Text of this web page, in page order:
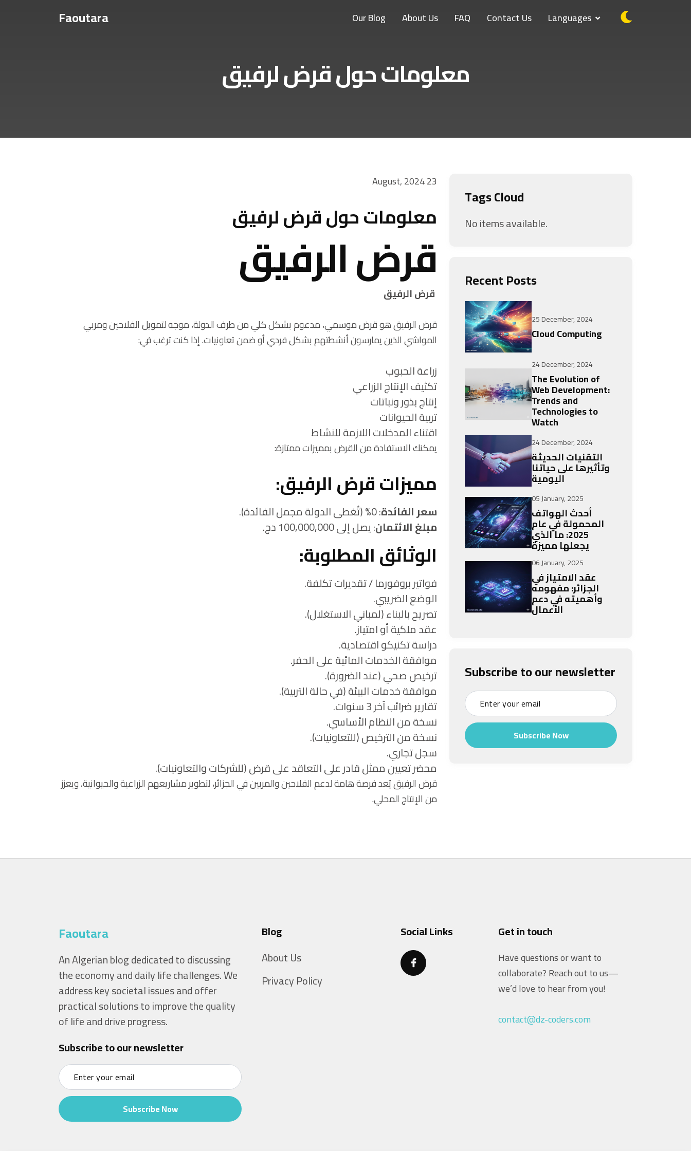
Faoutara Our Blog About Us FAQ Contact Us Languages
معلومات حول قرض لرفيق
23 August, 2024
معلومات حول قرض لرفيق
قرض الرفيق
قرض الرفيق
قرض الرفيق هو قرض موسمي، مدعوم بشكل كلي من طرف الدولة، موجه لتمويل الفلاحين ومربي
المواشي الذين يمارسون أنشطتهم بشكل فردي أو ضمن تعاونيات. إذا كنت ترغب في:
زراعة الحبوب
تكثيف الإنتاج الزراعي
إنتاج بذور ونباتات
تربية الحيوانات
اقتناء المدخلات اللازمة للنشاط
يمكنك الاستفادة من القرض بمميزات ممتازة:
مميزات قرض الرفيق:
سعر الفائدة: 0% (تُغطى الدولة مجمل الفائدة).
مبلغ الائتمان: يصل إلى 100,000,000 دج.
الوثائق المطلوبة:
فواتير بروفورما / تقديرات تكلفة.
الوضع الضريبي.
تصريح بالبناء (لمباني الاستغلال).
عقد ملكية أو امتياز.
دراسة تكنيكو اقتصادية.
موافقة الخدمات المائية على الحفر.
ترخيص صحي (عند الضرورة).
موافقة خدمات البيئة (في حالة التربية).
تقارير ضرائب آخر 3 سنوات.
نسخة من النظام الأساسي.
نسخة من الترخيص (للتعاونيات).
سجل تجاري.
محضر تعيين ممثل قادر على التعاقد على قرض (للشركات والتعاونيات).
قرض الرفيق يُعد فرصة هامة لدعم الفلاحين والمربين في الجزائر، لتطوير مشاريعهم الزراعية والحيوانية، ويعزز
من الإنتاج المحلي.
Tags Cloud
No items available.
Recent Posts
25 December, 2024
Cloud Computing
24 December, 2024
The Evolution of
Web Development:
Trends and
Technologies to
Watch
24 December, 2024
التقنيات الحديثة
وتأثيرها على حياتنا
اليومية
05 January, 2025
أحدث الهواتف
المحمولة في عام
2025: ما الذي
يجعلها مميزة
06 January, 2025
عقد الامتياز في
الجزائر: مفهومه
وأهميته في دعم
الأعمال
Subscribe to our newsletter
Subscribe Now
Faoutara
An Algerian blog dedicated to discussing
the economy and daily life challenges. We
address key societal issues and offer
practical solutions to improve the quality
of life and drive progress.
Subscribe to our newsletter
Subscribe Now
Blog
About Us
Privacy Policy
Social Links Get in touch
Have questions or want to
collaborate? Reach out to us—
we’d love to hear from you!
contact@dz-coders.com